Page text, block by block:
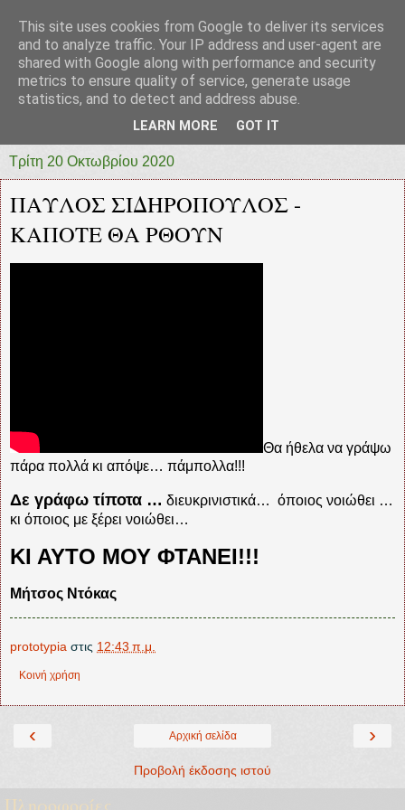
prototypia
"ΠΡΩΤΟΤΥΠΙΑ" * ΑΝΕΞΑΡΤΗΤΗ-ΗΛΕΚΤΡΟΝΙΚΗ-
Τρίτη 20 Οκτωβρίου 2020
ΠΑΥΛΟΣ ΣΙΔΗΡΟΠΟΥΛΟΣ -
ΚΑΠΟΤΕ ΘΑ ΡΘΟΥΝ
Θα ήθελα να γράψω
πάρα πολλά κι απόψε… πάμπολλα!!!
Δε γράφω τίποτα … διευκρινιστικά… όποιος νοιώθει …
κι όποιος με ξέρει νοιώθει…
ΚΙ ΑΥΤΟ ΜΟΥ ΦΤΑΝΕΙ!!!
Μήτσος Ντόκας
prototypia στις 12:43 π.μ.
Κοινή χρήση
‹ ›
Αρχική σελίδα
Προβολή έκδοσης ιστού
This site uses cookies from Google to deliver its services
and to analyze traffic. Your IP address and user-agent are
shared with Google along with performance and security
metrics to ensure quality of service, generate usage
statistics, and to detect and address abuse.
LEARN MORE GOT IT